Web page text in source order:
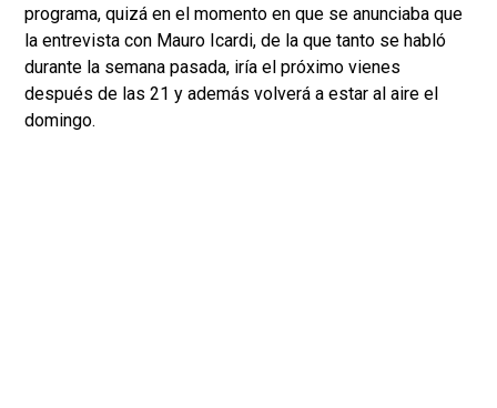
programa, quizá en el momento en que se anunciaba que
la entrevista con Mauro Icardi, de la que tanto se habló
durante la semana pasada, iría el próximo vienes
después de las 21 y además volverá a estar al aire el
domingo.